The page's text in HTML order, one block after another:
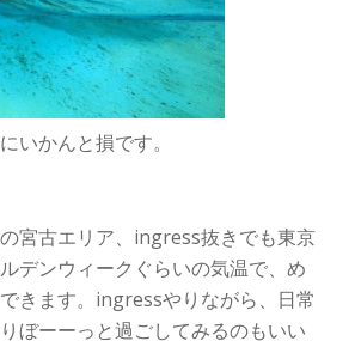
いかんと損です。
宮古エリア、ingress抜きでも東京
デンウィークぐらいの気温で、め
きます。ingressやりながら、日常
ぼーーっと過ごしてみるのもいい